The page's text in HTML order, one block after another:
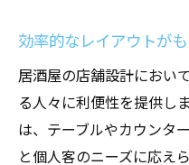
効率的なレイアウトが
居酒屋の店舗設計におい
る人々に利便性を提供し
は、テーブルやカウンタ
と個人客のニーズに応え